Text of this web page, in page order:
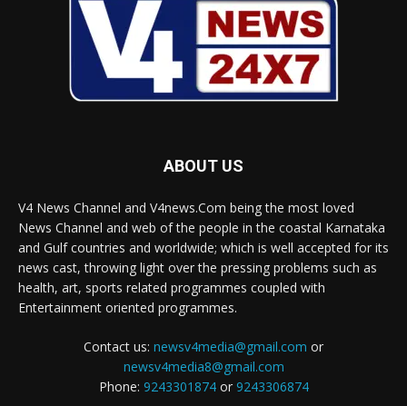
ABOUT US
V4 News Channel and V4news.Com being the most loved
News Channel and web of the people in the coastal Karnataka
and Gulf countries and worldwide; which is well accepted for its
news cast, throwing light over the pressing problems such as
health, art, sports related programmes coupled with
Entertainment oriented programmes.
Contact us: newsv4media@gmail.com or
newsv4media8@gmail.com
Phone: 9243301874or 9243306874